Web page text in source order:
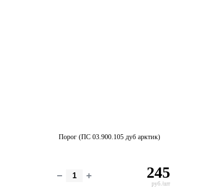
Порог (ПС 03.900.105 дуб арктик)
245
руб./шт